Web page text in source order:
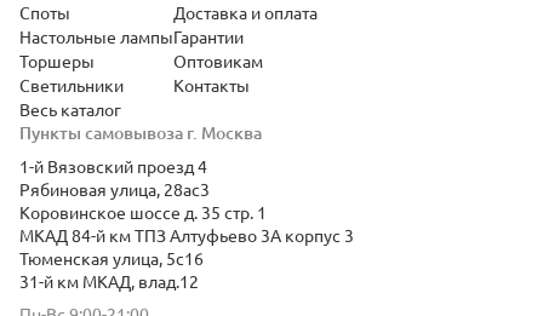
Пункты самовывоза г. Москва
1-й Вязовский проезд 4
Рябиновая улица, 28ас3
Коровинское шоссе д. 35 стр. 1
МКАД 84-й км ТПЗ Алтуфьево 3А корпус 3
Тюменская улица, 5с16
31-й км МКАД, влад.12
Споты
Настольные лампы
Торшеры
Светильники
Весь каталог
Доставка и оплата
Гарантии
Оптовикам
Контакты